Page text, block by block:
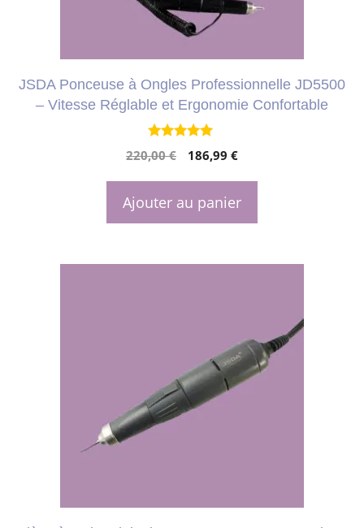
JSDA Ponceuse à Ongles Professionnelle JD5500
– Vitesse Réglable et Ergonomie Confortable
4.77
sur 5
220,00€
Le
initial
était :
186,99 €Le
actuel
est :
Ajouter au panier